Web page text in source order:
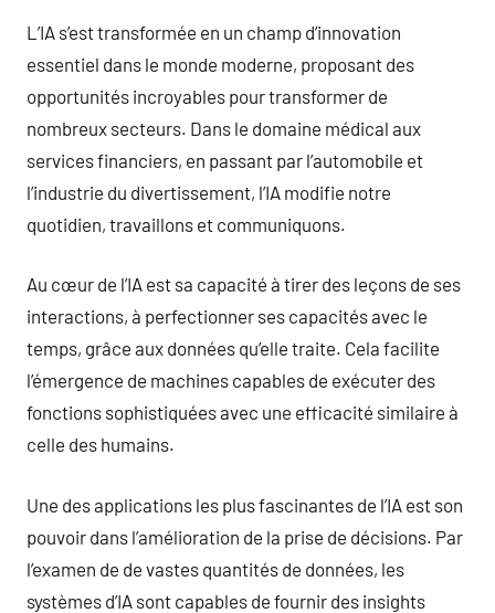
L’IA s’est transformée en un champ d’innovation
essentiel dans le monde moderne, proposant des
opportunités incroyables pour transformer de
nombreux secteurs. Dans le domaine médical aux
services financiers, en passant par l’automobile et
l’industrie du divertissement, l’IA modifie notre
quotidien, travaillons et communiquons.
Au cœur de l’IA est sa capacité à tirer des leçons de ses
interactions, à perfectionner ses capacités avec le
temps, grâce aux données qu’elle traite. Cela facilite
l’émergence de machines capables de exécuter des
fonctions sophistiquées avec une efficacité similaire à
celle des humains.
Une des applications les plus fascinantes de l’IA est son
pouvoir dans l’amélioration de la prise de décisions. Par
l’examen de de vastes quantités de données, les
systèmes d’IA sont capables de fournir des insights